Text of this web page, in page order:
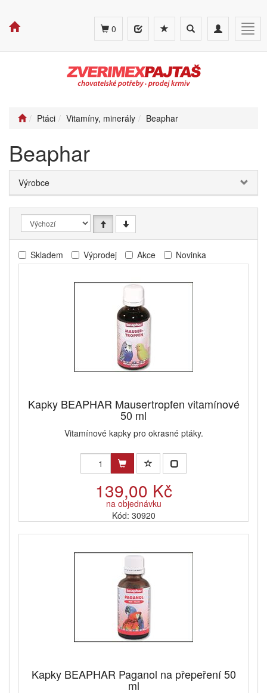
Toggle
navigation
Toggle
search
0
Ptáci Vitamíny, minerály Beaphar
Beaphar
Výrobce
Skladem Výprodej Akce Novinka
Kapky BEAPHAR Mausertropfen vitamínové
50 ml
Vitamínové kapky pro okrasné ptáky.
139,00 Kč
na objednávku
Kód: 30920
Kapky BEAPHAR Paganol na přepeření 50
ml